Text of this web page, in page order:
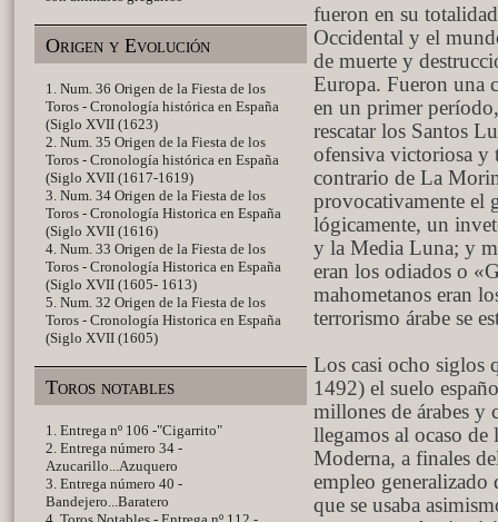
Origen y Evolución
1. Num. 36 Origen de la Fiesta de los
Toros - Cronología histórica en España
(Siglo XVII (1623)
2. Num. 35 Origen de la Fiesta de los
Toros - Cronología histórica en España
(Siglo XVII (1617-1619)
3. Num. 34 Origen de la Fiesta de los
Toros - Cronología Historica en España
(Siglo XVII (1616)
4. Num. 33 Origen de la Fiesta de los
Toros - Cronología Historica en España
(Siglo XVII (1605- 1613)
5. Num. 32 Origen de la Fiesta de los
Toros - Cronología Historica en España
(Siglo XVII (1605)
Toros notables
1. Entrega nº 106 -"Cigarrito"
2. Entrega número 34 -
Azucarillo...Azuquero
3. Entrega número 40 -
Bandejero...Baratero
fueron en su
Occidental y el
de muerte y
Europa. Fueron una
en un primer
rescatar los Santos
ofensiva victoriosa y
contrario de La
provocativamente el
lógicamente, un
y la Media Luna; y
eran los odiados o
mahometanos eran
terrorismo árabe se
Los casi ocho siglos
1492) el suelo
millones de árabes y
llegamos al ocaso de
Moderna, a finales
empleo generalizado
que se usaba